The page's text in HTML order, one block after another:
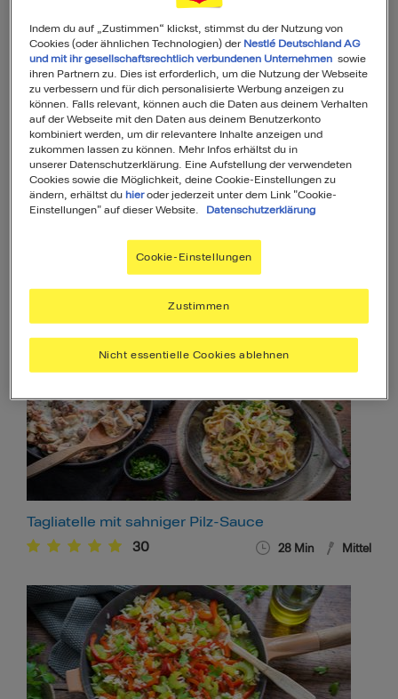
Hirsekugeln auf Ratatouille
5 50Min Mittel
Gnocchi mit Garnelen-Sahne-Sauce
Tagliatelle mit sahniger Pilz-Sauce
30 28 Min Mittel
Indem du auf „Zustimmen“ klickst, stimmst du der Nutzung von
Cookies (oder ähnlichen Technologien) der Nestlé Deutschland AG
und mit ihr gesellschaftsrechtlich verbundenen Unternehmen sowie
ihren Partnern zu. Dies ist erforderlich, um die Nutzung der Webseite
zu verbessern und für dich personalisierte Werbung anzeigen zu
können. Falls relevant, können auch die Daten aus deinem Verhalten
auf der Webseite mit den Daten aus deinem Benutzerkonto
kombiniert werden, um dir relevantere Inhalte anzeigen und
zukommen lassen zu können. Mehr Infos erhältst du in
unserer Datenschutzerklärung. Eine Aufstellung der verwendeten
Cookies sowie die Möglichkeit, deine Cookie-Einstellungen zu
ändern, erhältst du hieroder jederzeit unter dem Link "Cookie-
Einstellungen" auf dieser Website.
Datenschutzerklärung
Cookie-Einstellungen
Nicht essentielle Cookies ablehnen
Zustimmen